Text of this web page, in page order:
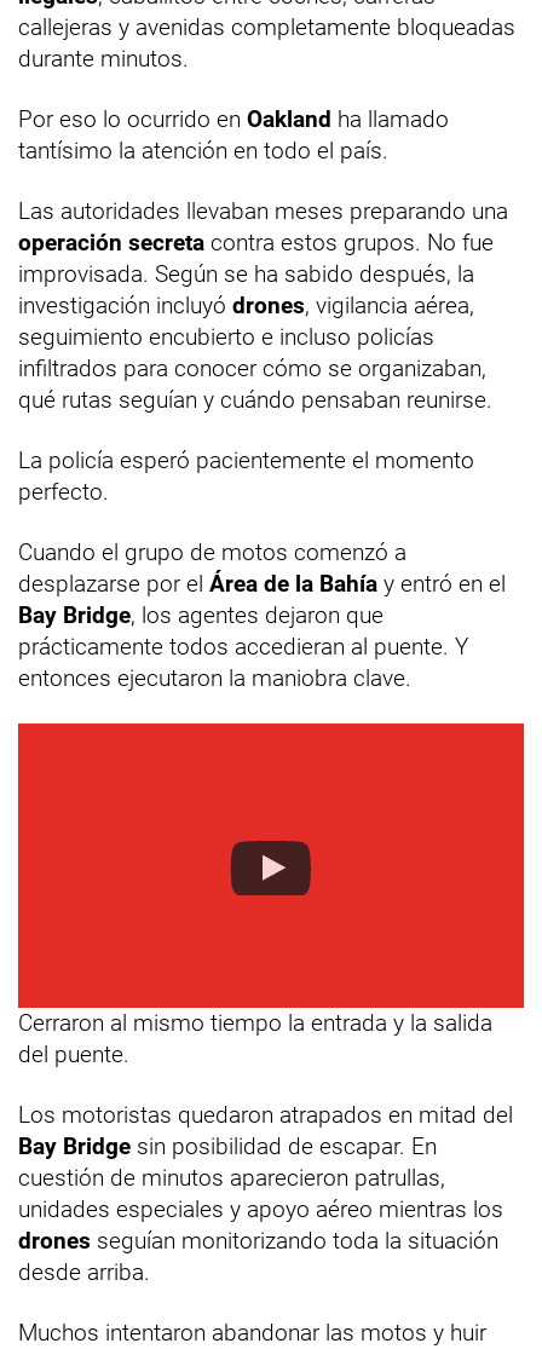
callejeras y avenidas completamente bloqueadas
durante minutos.
Por eso lo ocurrido en Oakland ha llamado
tantísimo la atención en todo el país.
Las autoridades llevaban meses preparando una
operación secreta contra estos grupos. No fue
improvisada. Según se ha sabido después, la
investigación incluyó drones, vigilancia aérea,
seguimiento encubierto e incluso policías
infiltrados para conocer cómo se organizaban,
qué rutas seguían y cuándo pensaban reunirse.
La policía esperó pacientemente el momento
perfecto.
Cuando el grupo de motos comenzó a
desplazarse por el Área de la Bahía y entró en el
Bay Bridge, los agentes dejaron que
prácticamente todos accedieran al puente. Y
entonces ejecutaron la maniobra clave.
Cerraron al mismo tiempo la entrada y la salida
del puente.
Los motoristas quedaron atrapados en mitad del
Bay Bridge sin posibilidad de escapar. En
cuestión de minutos aparecieron patrullas,
unidades especiales y apoyo aéreo mientras los
drones seguían monitorizando toda la situación
desde arriba.
Muchos intentaron abandonar las motos y huir